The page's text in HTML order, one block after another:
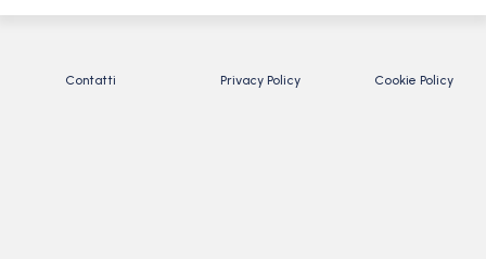
Contatti Privacy Policy Cookie Policy